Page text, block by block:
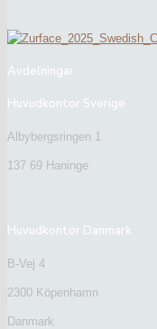
Avdelningar
Huvudkontor Sverige
Albybergsringen 1
137 69 Haninge
Huvudkontor Danmark
B-Vej 4
2300 Köpenhamn
Danmark